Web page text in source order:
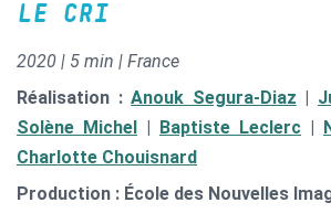
LE CRI
2020 | 5 min | France
Réalisation :Anouk Segura-Diaz
Solène Michel
Baptiste Leclerc
Charlotte Chouisnard
Production : École des Nouvelles